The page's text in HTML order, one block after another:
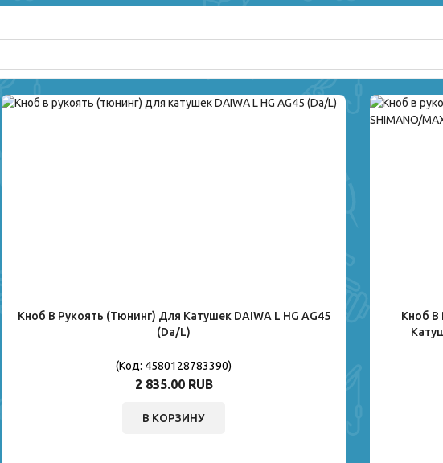
Кноб В Рукоять (тюнинг) Для Катушек DAIWA L HG AG45
(Da/L)
(Код: 4580128783390)
2 835.00 RUB
В КОРЗИНУ
Кноб В